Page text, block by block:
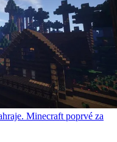
Minecraft poprvé za